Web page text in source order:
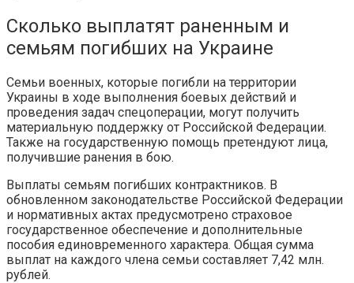
Сколько выплатят раненным и
семьям погибших на Украине
Семьи военных, которые погибли на территории
Украины в ходе выполнения боевых действий и
проведения задач спецоперации, могут получить
материальную поддержку от Российской Федерации.
Также на государственную помощь претендуют лица,
получившие ранения в бою.
Выплаты семьям погибших контрактников. В
обновленном законодательстве Российской Федерации
и нормативных актах предусмотрено страховое
государственное обеспечение и дополнительные
пособия единовременного характера. Общая сумма
выплат на каждого члена семьи составляет 7,42 млн.
рублей.